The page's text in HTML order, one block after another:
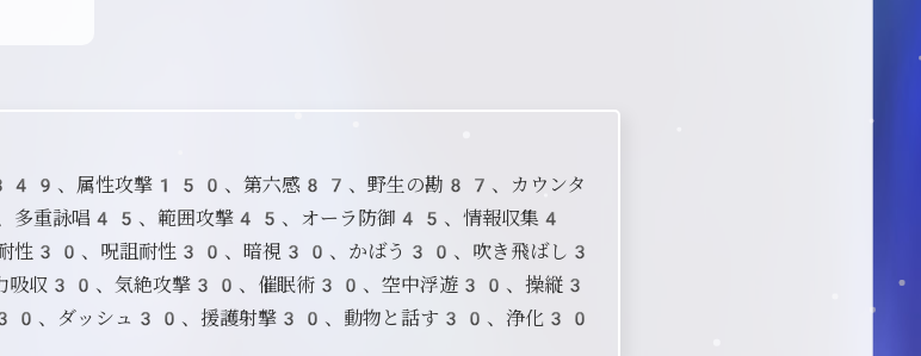
、属性攻撃150、第六感87、野生の勘87、カウンタ
重詠唱45、範囲攻撃45、オーラ防御45、情報収集4
性30、呪詛耐性30、暗視30、かばう30、吹き飛ばし3
吸収30、気絶攻撃30、催眠術30、空中浮遊30、操縦3
、ダッシュ30、援護射撃30、動物と話す30、浄化30